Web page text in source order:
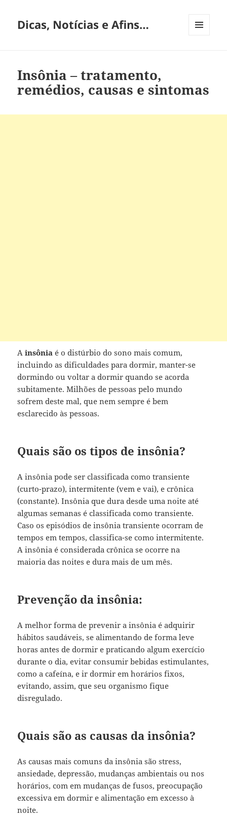
Dicas, Notícias e Afins…
Insônia – tratamento,
remédios, causas e sintomas
Ainsônia é o distúrbio do sono mais comum,
incluindo as dificuldades para dormir, manter-se
dormindo ou voltar a dormir quando se acorda
subitamente. Milhões de pessoas pelo mundo
sofrem deste mal, que nem sempre é bem
esclarecido às pessoas.
Quais são os tipos de insônia?
A insônia pode ser classificada como transiente
(curto-prazo), intermitente (vem e vai), e crônica
(constante). Insônia que dura desde uma noite até
algumas semanas é classificada como transiente.
Caso os episódios de insônia transiente ocorram de
tempos em tempos, classifica-se como intermitente.
A insônia é considerada crônica se ocorre na
maioria das noites e dura mais de um mês.
Prevenção da insônia:
A melhor forma de prevenir a insônia é adquirir
hábitos saudáveis, se alimentando de forma leve
horas antes de dormir e praticando algum exercício
durante o dia, evitar consumir bebidas estimulantes,
como a cafeína, e ir dormir em horários fixos,
evitando, assim, que seu organismo fique
disregulado.
Quais são as causas da insônia?
As causas mais comuns da insônia são stress,
ansiedade, depressão, mudanças ambientais ou nos
horários, com em mudanças de fusos, preocupação
excessiva em dormir e alimentação em excesso à
noite.